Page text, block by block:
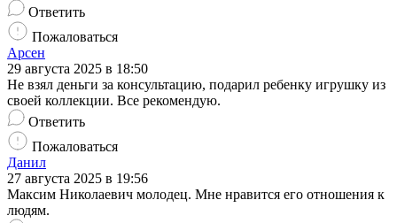
Ответить
Пожаловаться
Арсен
29 августа 2025 в 18:50
Не взял деньги за консультацию, подарил ребенку игрушку из
своей коллекции. Все рекомендую.
Ответить
Пожаловаться
Данил
27 августа 2025 в 19:56
Максим Николаевич молодец. Мне нравится его отношения к
людям.